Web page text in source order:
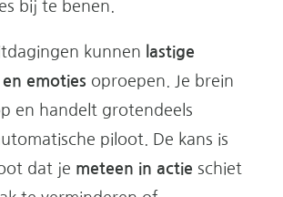
bij te benen.
kunnen lastige
emoties oproepen. Je brein
en handelt grotendeels
piloot. De kans is
dat je meteen in actie schiet